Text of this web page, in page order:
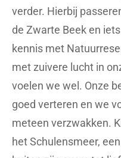
verder. Hierbij
de Zwarte Beek en
kennis met
met zuivere lucht in
voelen we wel. Onze
goed verteren en we
meteen verzwakken.
het Schulensmeer,